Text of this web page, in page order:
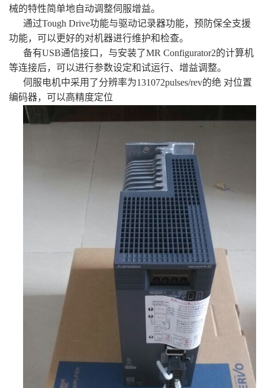
械的特性简单地自动调整伺服增益。
通过Tough Drive功能与驱动记录器功能，预防保全支援
功能，可以更好的对机器进行维护和检查。
备有USB通信接口，与安装了MR Configurator2的计算机
等连接后，可以进行参数设定和试运行、增益调整。
伺服电机中采用了分辨率为131072pulses/rev的绝 对位置
编码器，可以高精度定位